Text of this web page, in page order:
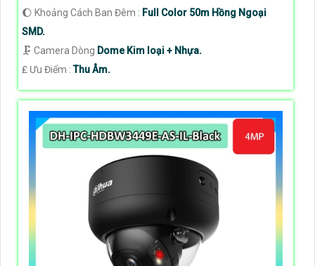
🌔 Khoảng Cách Ban Đêm : Full Color 50m Hồng Ngoại
SMD.
🗜️ Camera Dòng Dome Kim loại + Nhựa.
️₤ Ưu Điểm :Thu Âm.